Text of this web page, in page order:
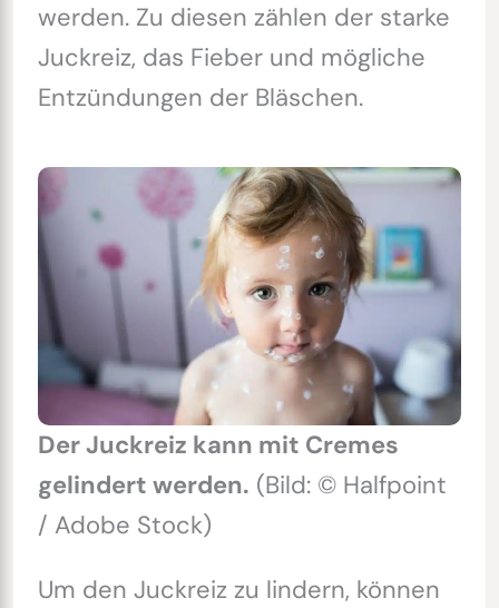
werden. Zu diesen zählen der starke
Juckreiz, das Fieber und mögliche
Entzündungen der Bläschen.
Der Juckreiz kann mit Cremes
gelindert werden. (Bild: © Halfpoint
/ Adobe Stock)
Um den Juckreiz zu lindern, können